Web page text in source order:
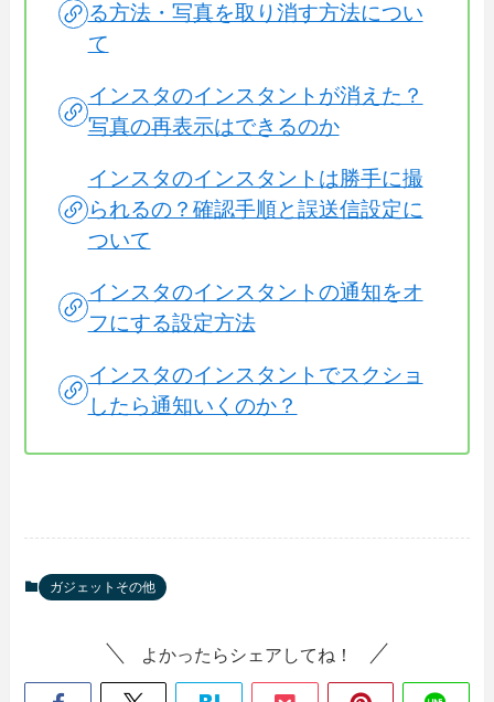
る方法・写真を取り消す方法につい
て
インスタのインスタントが消えた？
写真の再表示はできるのか
インスタのインスタントは勝手に撮
られるの？確認手順と誤送信設定に
ついて
インスタのインスタントの通知をオ
フにする設定方法
インスタのインスタントでスクショ
したら通知いくのか？
ガジェットその他
よかったらシェアしてね！